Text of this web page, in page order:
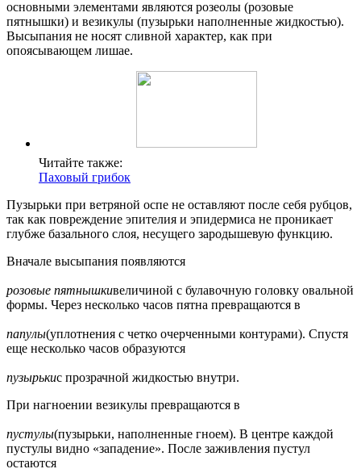
основными элементами являются розеолы (розовые
пятнышки) и везикулы (пузырьки наполненные жидкостью).
Высыпания не носят сливной характер, как при
опоясывающем лишае.
Читайте также:
Паховый грибок
Пузырьки при ветряной оспе не оставляют после себя рубцов,
так как повреждение эпителия и эпидермиса не проникает
глубже базального слоя, несущего зародышевую функцию.
Вначале высыпания появляются
розовые пятнышкивеличиной с булавочную головку овальной
формы. Через несколько часов пятна превращаются в
папулы(уплотнения с четко очерченными контурами). Спустя
еще несколько часов образуются
пузырькис прозрачной жидкостью внутри.
При нагноении везикулы превращаются в
пустулы(пузырьки, наполненные гноем). В центре каждой
пустулы видно «западение». После заживления пустул
остаются